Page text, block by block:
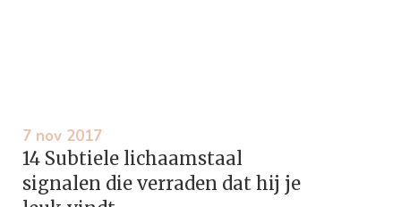
7 nov 2017
14 Subtiele lichaamstaal
signalen die verraden dat hij je